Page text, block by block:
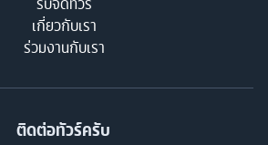
เกี่ยวกับเรา
ร่วมงานกับเรา
ติดต่อทัวร์ครับ